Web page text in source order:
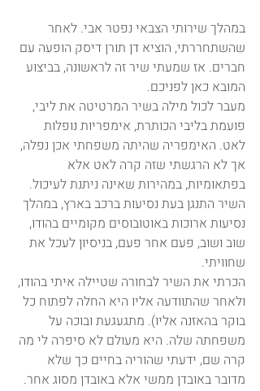
במהלך שירותי הצבאי נפטר אבי. לאחר
שהשתחררתי, הוציא דן תורן דיסק הופעה עם
חברים. אז שמעתי שיר זה לראשונה, בביצוע
המובא כאן לפניכם.
מעבר לכול מילה בשיר המרטיטה את ליבי,
פועמת בליבי הכותרת, אימפריות נופלות
לאט. האימפריה שהיתה משפחתי אכן נפלה,
אך לא הרגשתי שזה קרה לאט אלא
בפתאומיות, במהירות שאינה ניתנת לעיכול.
השיר התנגן בעת נסיעות ברכב בארץ, במהלך
נסיעות ארוכות באוטובוסים מקומיים בהודו,
שוב ושוב, פעם אחר פעם, בניסיון לעכל את
שחוויתי.
הכרתי את השיר לבחורה שטיילה איתי בהודו,
ולאחר שהתוודעה אליו היא החלה לפתוח כל
בוקר בהאזנה אליו). מתגעגעת ובוכה על
משפחתה שלה. היא מעולם לא סיפרה לי מה
קרה שם, ידעתי שהוריה בחיים כך שלא
מדובר באובדן ממשי אלא באובדן מסוג אחר.